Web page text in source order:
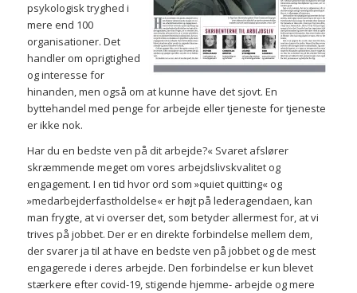
psykologisk tryghed i
mere end 100
organisationer. Det
handler om oprigtighed
og interesse for
hinanden, men også om at kunne have det sjovt. En
byttehandel med penge for arbejde eller tjeneste for tjeneste
er ikke nok.
Har du en bedste ven på dit arbejde?« Svaret afslører
skræmmende meget om vores arbejdslivskvalitet og
engagement. I en tid hvor ord som »quiet quitting« og
»medarbejderfastholdelse« er højt på lederagendaen, kan
man frygte, at vi overser det, som betyder allermest for, at vi
trives på jobbet. Der er en direkte forbindelse mellem dem,
der svarer ja til at have en bedste ven på jobbet og de mest
engagerede i deres arbejde. Den forbindelse er kun blevet
stærkere efter covid-19, stigende hjemme- arbejde og mere